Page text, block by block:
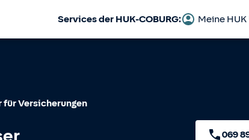
Services der HUK-COBURG: Meine HUK
Versicherungen
069